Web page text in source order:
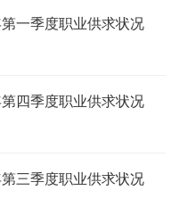
一季度职业供求状况
四季度职业供求状况
三季度职业供求状况